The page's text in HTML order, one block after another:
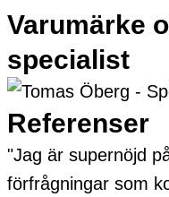
Varumärke
specialist
Referenser
"Jag är supernöjd
förfrågningar som